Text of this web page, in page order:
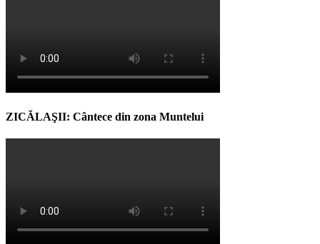
ZICĂLAŞII: Cântece din zona Muntelui